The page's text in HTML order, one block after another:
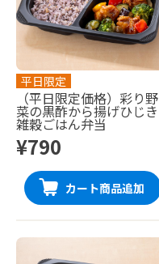
平日限定
（平日限定価格）彩り野
菜の黒酢から揚げひじき
雑穀ごはん弁当
¥790
カート商品追加